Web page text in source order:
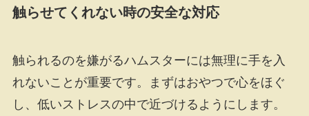
触らせてくれない時の安全な対応
触られるのを嫌がるハムスターには無理に手を入
れないことが重要です。まずはおやつで心をほぐ
し、低いストレスの中で近づけるようにします。